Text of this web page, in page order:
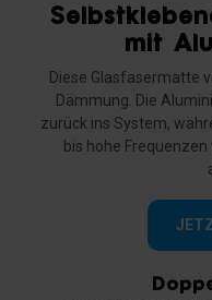
mit
Diese Glasfasermatte
Dämmung. Die
zurück ins System,
bis hohe